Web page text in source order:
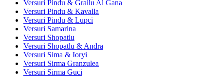
Versuri Pindu & Grailu Al Gana
Versuri Pindu & Kavalla
Versuri Pindu & Lupci
Versuri Samarina
Versuri Shopatlu
Versuri Shopatlu & Andra
Versuri Sima & Ioryi
Versuri Sirma Granzulea
Versuri Sirma Guci